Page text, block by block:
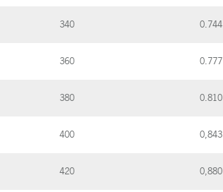
340 0.744
360 0.777
380 0.810
400 0,843
420 0,880